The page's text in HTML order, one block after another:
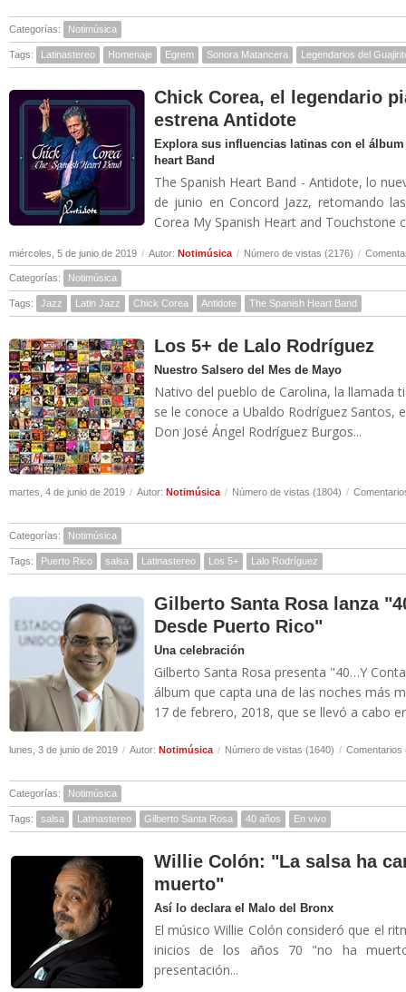
Categorías: Notimúsica
Tags: Latinastereo Homenaje Egrem Sonora Matancera Legendarios del
Chick Corea, el legendario
estrena Antidote
Explora sus influencias latinas con el
heart Band
The Spanish Heart Band - Antidote, lo
de junio en Concord Jazz, retomando
Corea My Spanish Heart and Touchstone
miércoles, 5 de junio de 2019 / Autor: Notimúsica / Número de vistas (2176) /
Categorías: Notimúsica
Tags: Jazz Latin Jazz Chick Corea Antidote The Spanish Heart Band
Los 5+ de Lalo Rodríguez
Nuestro Salsero del Mes de Mayo
Nativo del pueblo de Carolina, la llamada
se le conoce a Ubaldo Rodríguez Santos,
Don José Ángel Rodríguez Burgos...
martes, 4 de junio de 2019 / Autor: Notimúsica / Número de vistas (1804) /
Categorías: Notimúsica
Tags: Puerto Rico salsa Latinastereo Los 5+ Lalo Rodríguez
Gilberto Santa Rosa lanza
Desde Puerto Rico"
Una celebración
Gilberto Santa Rosa presenta "40…Y
álbum que capta una de las noches más
17 de febrero, 2018, que se llevó a cabo
lunes, 3 de junio de 2019 / Autor: Notimúsica / Número de vistas (1640) / Comentarios
Categorías: Notimúsica
Tags: salsa Latinastereo Gilberto Santa Rosa 40 años En vivo
Willie Colón: "La salsa ha
muerto"
Así lo declara el Malo del Bronx
El músico Willie Colón consideró que el
inicios de los años 70 "no ha
presentación...